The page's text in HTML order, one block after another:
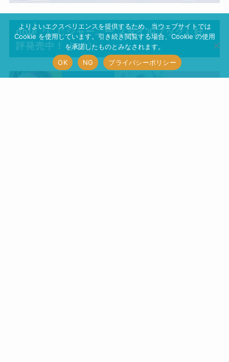
note『にじジャーニー スタイルブック』好
評発売中！（PR）
よりよいエクスペリエンスを提供するため、当ウェブサイトでは
Cookie を使用しています。引き続き閲覧する場合、Cookie の使用
を承諾したものとみなされます。
OK
NG プライバシーポリシー